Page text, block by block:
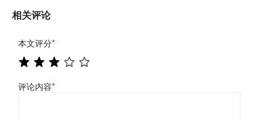
相关评论
本文评分*
评论内容*